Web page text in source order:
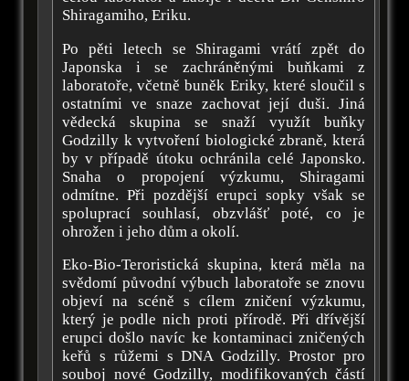
Shiragamiho, Eriku.
Po pěti letech se Shiragami vrátí zpět do
Japonska i se zachráněnými buňkami z
laboratoře, včetně buněk Eriky, které sloučil s
ostatními ve snaze zachovat její duši. Jiná
vědecká skupina se snaží využít buňky
Godzilly k vytvoření biologické zbraně, která
by v případě útoku ochránila celé Japonsko.
Snaha o propojení výzkumu, Shiragami
odmítne. Při pozdější erupci sopky však se
spoluprací souhlasí, obzvlášť poté, co je
ohrožen i jeho dům a okolí.
Eko-Bio-Teroristická skupina, která měla na
svědomí původní výbuch laboratoře se znovu
objeví na scéně s cílem zničení výzkumu,
který je podle nich proti přírodě. Při dřívější
erupci došlo navíc ke kontaminaci zničených
keřů s růžemi s DNA Godzilly. Prostor pro
souboj nové Godzilly, modifikovaných částí